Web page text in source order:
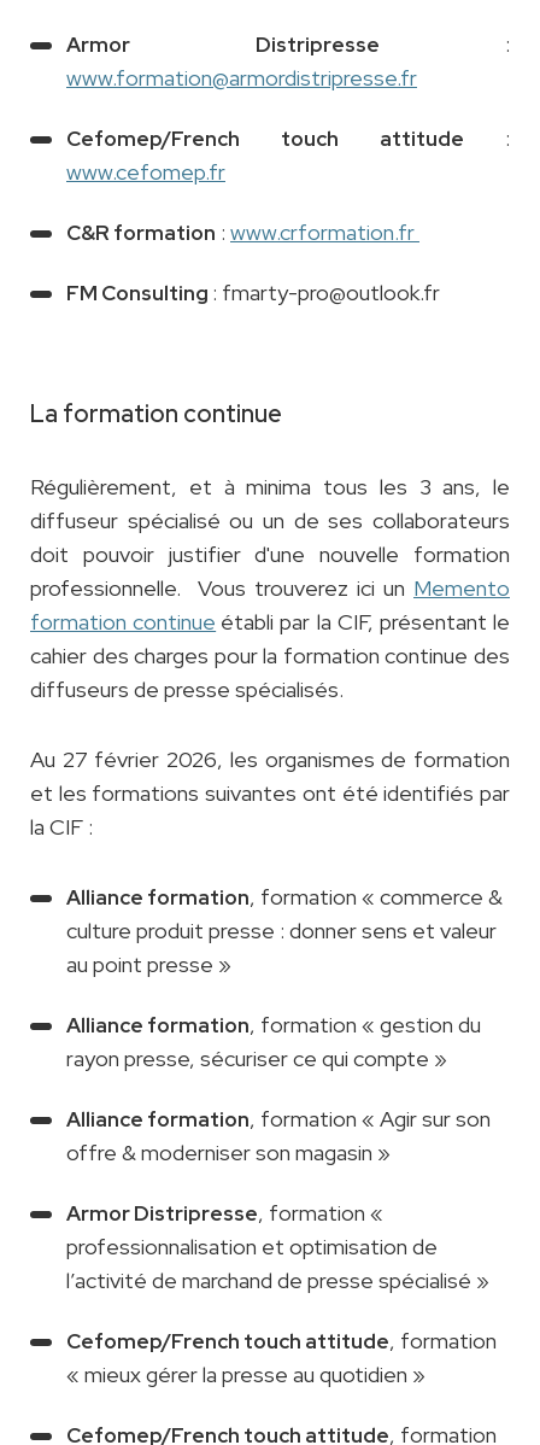
Armor Distripresse :
www.formation@armordistripresse.fr
Cefomep/French touch attitude :
www.cefomep.fr
C&R formation : www.crformation.fr
FM Consulting : fmarty-pro@outlook.fr
La formation continue
Régulièrement, et à minima tous les 3 ans, le
diffuseur spécialisé ou un de ses collaborateurs
doit pouvoir justifier d'une nouvelle formation
professionnelle. Vous trouverez ici un Memento
formation continue établi par la CIF, présentant le
cahier des charges pour la formation continue des
diffuseurs de presse spécialisés.
Au 27 février 2026, les organismes de formation
et les formations suivantes ont été identifiés par
la CIF :
Alliance formation, formation « commerce &
culture produit presse : donner sens et valeur
au point presse »
Alliance formation, formation « gestion du
rayon presse, sécuriser ce qui compte »
Alliance formation, formation « Agir sur son
offre & moderniser son magasin »
Armor Distripresse, formation «
professionnalisation et optimisation de
l’activité de marchand de presse spécialisé »
Cefomep/French touch attitude, formation
« mieux gérer la presse au quotidien »
Cefomep/French touch attitude, formation